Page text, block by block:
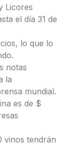
Licores
el día 31 de
lo que lo
notas
la
mundial.
es de $
vinos tendrán